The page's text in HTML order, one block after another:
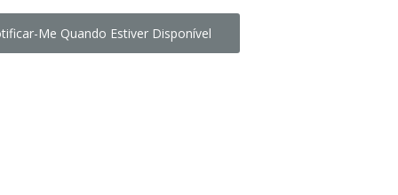
Me Quando Estiver Disponível